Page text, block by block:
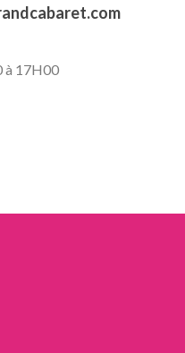
à 17H00